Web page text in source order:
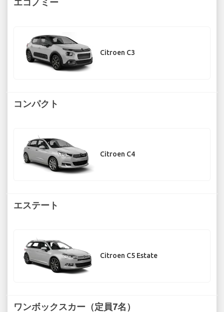
Citroen C3
コンパクト
Citroen C4
エステート
Citroen C5 Estate
ワンボックスカー（定員7名）